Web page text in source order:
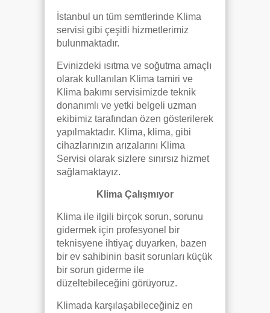
İstanbul un tüm semtlerinde Klima
servisi gibi çeşitli hizmetlerimiz
bulunmaktadır.
Evinizdeki ısıtma ve soğutma amaçlı
olarak kullanılan Klima tamiri ve
Klima bakımı servisimizde teknik
donanımlı ve yetki belgeli uzman
ekibimiz tarafından özen gösterilerek
yapılmaktadır. Klima, klima, gibi
cihazlarınızın arızalarını Klima
Servisi olarak sizlere sınırsız hizmet
sağlamaktayız.
Klima Çalışmıyor
Klima ile ilgili birçok sorun, sorunu
gidermek için profesyonel bir
teknisyene ihtiyaç duyarken, bazen
bir ev sahibinin basit sorunları küçük
bir sorun giderme ile
düzeltebileceğini görüyoruz.
Klimada karşılaşabileceğiniz en